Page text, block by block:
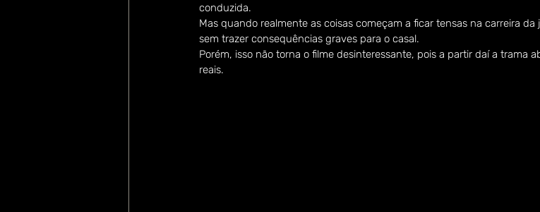
conduzida.
Mas quando realmente as coisas começam a ficar tensas na carreira
sem trazer consequências graves para o casal.
Porém, isso não torna o filme desinteressante, pois a partir daí a trama
reais.